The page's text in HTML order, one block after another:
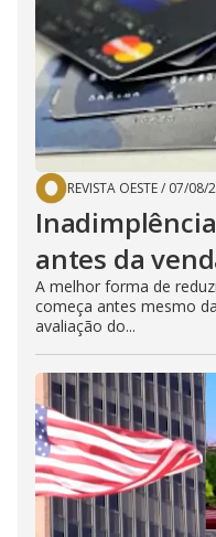
REVISTA OESTE/ 07/08/
antes da
A melhor forma de
começa antes mesmo
avaliação do...